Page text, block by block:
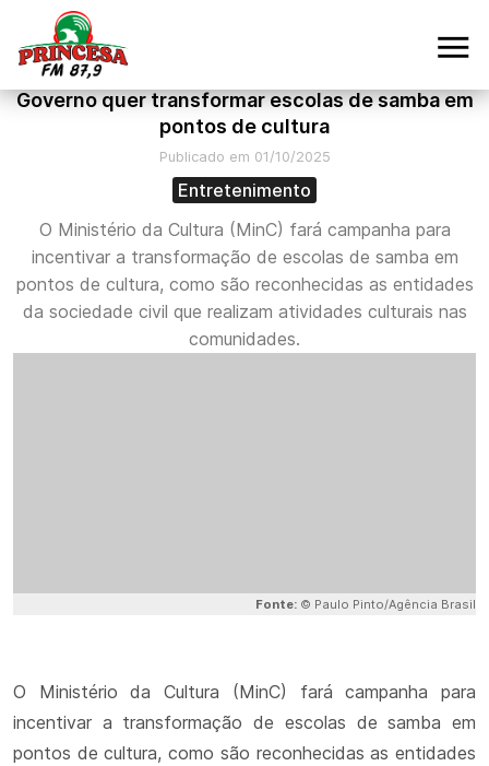
Governo quer transformar escolas de samba em
pontos de cultura
Publicado em 01/10/2025
Entretenimento
O Ministério da Cultura (MinC) fará campanha para
incentivar a transformação de escolas de samba em
pontos de cultura, como são reconhecidas as entidades
da sociedade civil que realizam atividades culturais nas
comunidades.
Fonte: © Paulo Pinto/Agência Brasil
O Ministério da Cultura (MinC) fará campanha para
incentivar a transformação de escolas de samba em
pontos de cultura, como são reconhecidas as entidades